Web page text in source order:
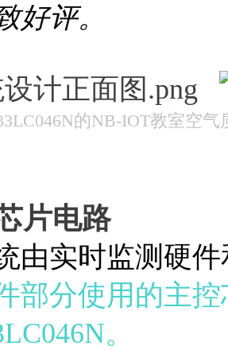
好评。
的NB-IOT教室空
片电路
由实时监测硬
部分使用的主
。